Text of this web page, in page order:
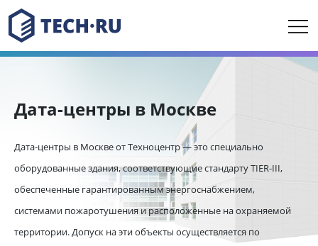
Дата-центры в Москве
Дата-центры в Москве от Техноцентр — это специально
оборудованные здания, соответствующие стандарту TIER-III,
обеспеченные гарантированным энергоснабжением,
системами пожаротушения и расположенные на охраняемой
территории. Допуск на эти объекты осуществляется по